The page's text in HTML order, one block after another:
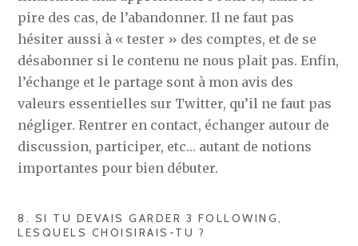
pire des cas, de l’abandonner. Il ne faut pas
hésiter aussi à « tester » des comptes, et de se
désabonner si le contenu ne nous plait pas. Enfin,
l’échange et le partage sont à mon avis des
valeurs essentielles sur Twitter, qu’il ne faut pas
négliger. Rentrer en contact, échanger autour de
discussion, participer, etc… autant de notions
importantes pour bien débuter.
8. SI TU DEVAIS GARDER 3 FOLLOWING,
LESQUELS CHOISIRAIS-TU ?